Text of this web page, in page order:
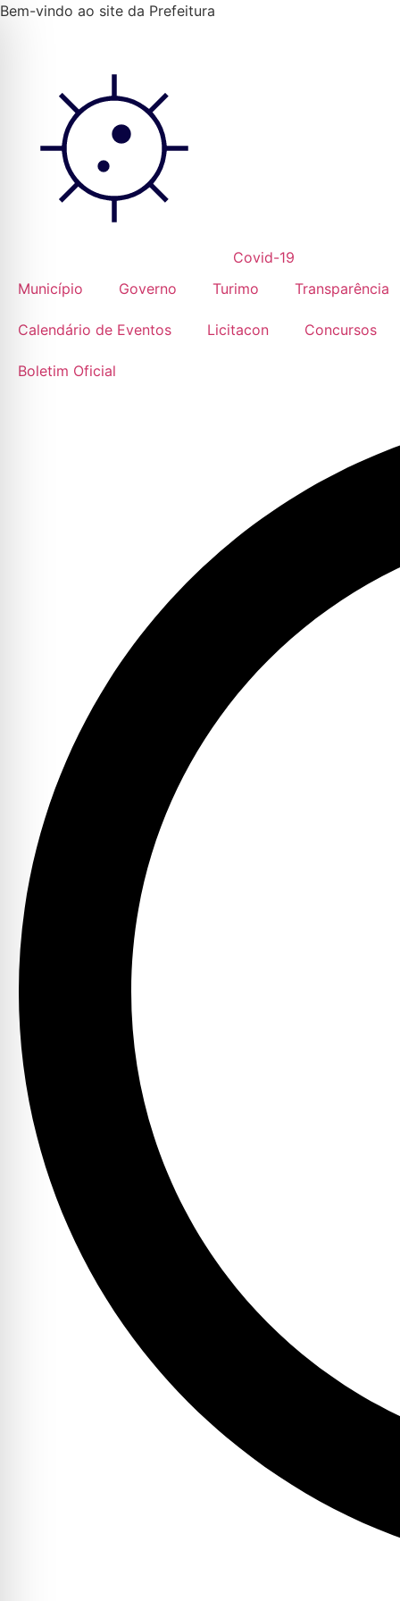
Ir
Bem-vindo ao site da Prefeitura
Covid-19
Município
Governo Turimo Transparência
Calendário de Eventos Licitacon Concursos
Boletim Oficial